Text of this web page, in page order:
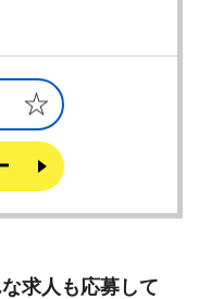
求人も応募して